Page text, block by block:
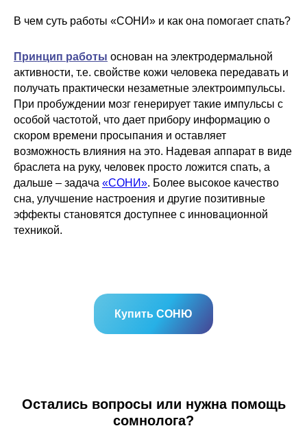
В чем суть работы «СОНИ» и как она помогает спать?
Принцип работы основан на электродермальной
активности, т.е. свойстве кожи человека передавать и
получать практически незаметные электроимпульсы.
При пробуждении мозг генерирует такие импульсы с
особой частотой, что дает прибору информацию о
скором времени просыпания и оставляет
возможность влияния на это. Надевая аппарат в виде
браслета на руку, человек просто ложится спать, а
дальше – задача «СОНИ». Более высокое качество
сна, улучшение настроения и другие позитивные
эффекты становятся доступнее с инновационной
техникой.
Купить СОНЮ
Остались вопросы или нужна помощь
сомнолога?